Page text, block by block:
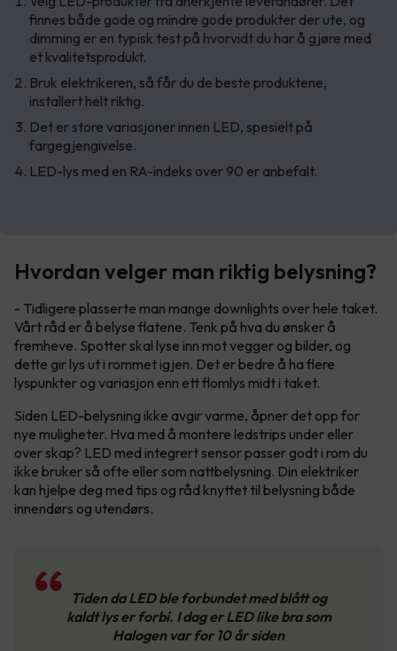
finnes både gode og mindre gode produkter der ute, og
dimming er en typisk test på hvorvidt du har å gjøre med
et kvalitetsprodukt.
Bruk elektrikeren, så får du de beste produktene,
installert helt riktig.
Det er store variasjoner innen LED, spesielt på
fargegjengivelse.
LED-lys med en RA-indeks over 90 er anbefalt.
Hvordan velger man riktig belysning?
- Tidligere plasserte man mange downlights over hele taket.
Vårt råd er å belyse flatene. Tenk på hva du ønsker å
fremheve. Spotter skal lyse inn mot vegger og bilder, og
dette gir lys ut i rommet igjen. Det er bedre å ha flere
lyspunkter og variasjon enn ett flomlys midt i taket.
Siden LED-belysning ikke avgir varme, åpner det opp for
nye muligheter. Hva med å montere ledstrips under eller
over skap? LED med integrert sensor passer godt i rom du
ikke bruker så ofte eller som nattbelysning. Din elektriker
kan hjelpe deg med tips og råd knyttet til belysning både
innendørs og utendørs.
Tiden da LED ble forbundet med blått og
kaldt lys er forbi. I dag er LED like bra som
Halogen var for 10 år siden